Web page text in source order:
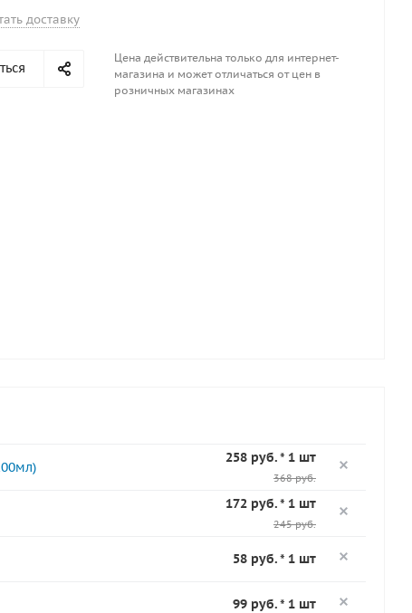
доставку
Цена действительна только для интернет-
магазина и может отличаться от цен в
розничных магазинах
258 руб. * 1 шт
368 руб.
172 руб. * 1 шт
245 руб.
58 руб. * 1 шт
99 руб. * 1 шт